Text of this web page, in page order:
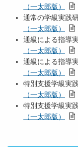
（一太郎版）
通常の学級実
（一太郎版）
通級による指
（一太郎版）
通級による指導
（一太郎版）
特別支援学
（一太郎版）
特別支援学級
（一太郎版）